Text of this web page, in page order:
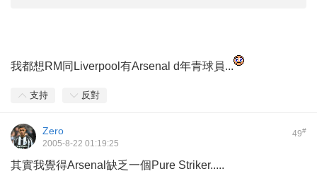
我都想RM同Liverpool有Arsenal d年青球員...
支持 反對
49#
Zero
2005-8-22 01:19:25
其實我覺得Arsenal缺乏一個Pure Striker.....